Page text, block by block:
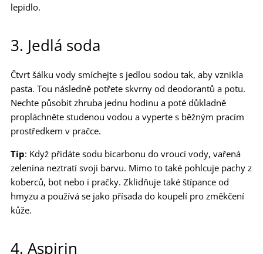
lepidlo.
3. Jedlá soda
Čtvrt šálku vody smíchejte s jedlou sodou tak, aby vznikla
pasta. Tou následně potřete skvrny od deodorantů a potu.
Nechte působit zhruba jednu hodinu a poté důkladně
propláchněte studenou vodou a vyperte s běžným pracím
prostředkem v pračce.
Tip: Když přidáte sodu bicarbonu do vroucí vody, vařená
zelenina neztratí svoji barvu. Mimo to také pohlcuje pachy z
koberců, bot nebo i pračky. Zklidňuje také štípance od
hmyzu a používá se jako přísada do koupelí pro změkčení
kůže.
4. Aspirin